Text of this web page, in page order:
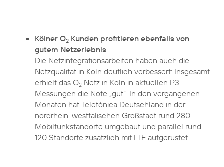
Kölner O2 Kunden profitieren ebenfalls von
gutem Netzerlebnis
Die Netzintegrationsarbeiten haben auch die
Netzqualität in Köln deutlich verbessert: Insgesamt
erhielt das O2 Netz in Köln in aktuellen P3-
Messungen die Note „gut“. In den vergangenen
Monaten hat Telefónica Deutschland in der
nordrhein-westfälischen Großstadt rund 280
Mobilfunkstandorte umgebaut und parallel rund
120 Standorte zusätzlich mit LTE aufgerüstet.